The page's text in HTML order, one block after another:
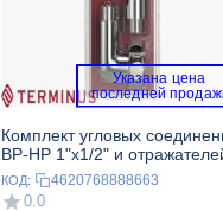
Указана цена
последней
Комплект угловых
ВР-НР 1"х1/2" и
КОД: 4620768888663
0.0